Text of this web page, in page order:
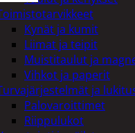
Kynät ja kumit
Liimat ja teipit
Muistitaulut ja
Vihkot ja paperit
ja
Palovaroittimet
Riippulukot